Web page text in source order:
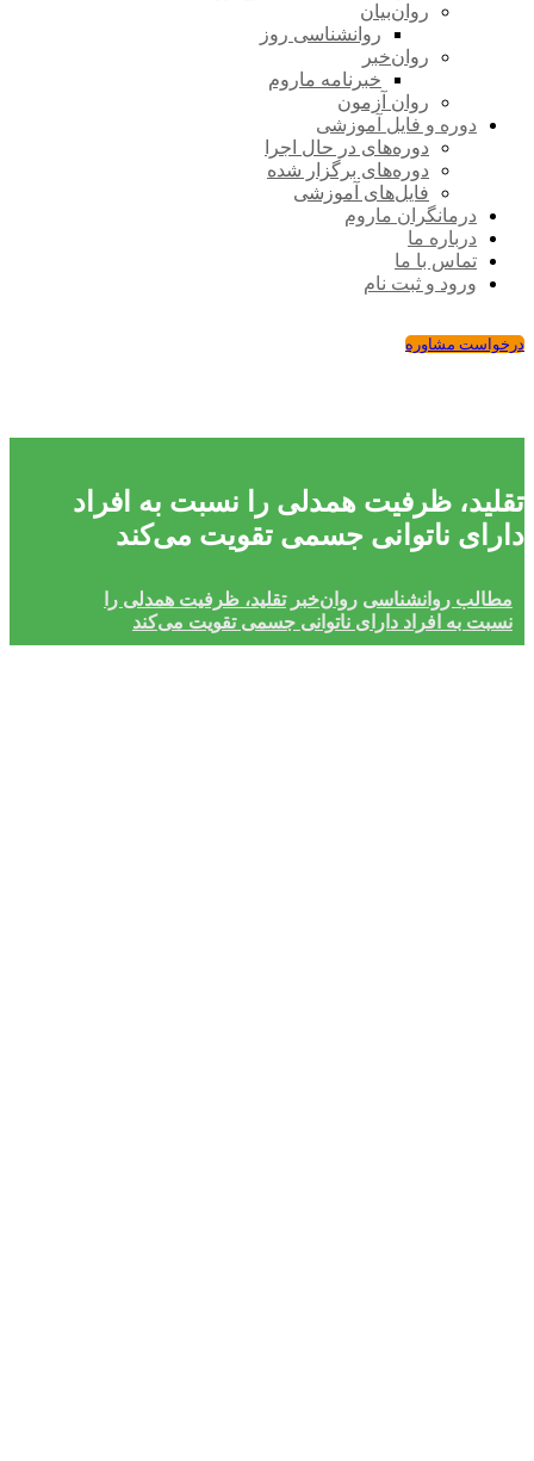
روان‌بیان
روانشناسی روز
روان‌خبر
خبرنامه ماروم
روان آزمون
دوره و فایل آموزشی
دوره‌های در حال اجرا
دوره‌های برگزار شده
فایل‌های آموزشی
درمانگران ماروم
درباره ما
تماس با ما
ورود و ثبت نام
درخواست مشاوره
تقلید، ظرفیت همدلی را نسبت به افراد
دارای ناتوانی جسمی تقویت می‌کند
مطالب روانشناسی روان‌خبر تقلید، ظرفیت همدلی را
نسبت به افراد دارای ناتوانی جسمی تقویت می‌کند